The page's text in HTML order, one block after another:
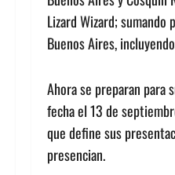
Lizard Wizard; sumando
Buenos Aires,
Ahora se preparan para
fecha el 13 de
que define sus
presencian.